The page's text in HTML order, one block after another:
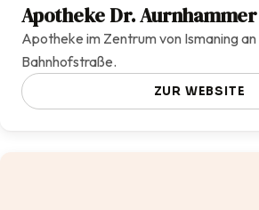
Apotheke Dr. Aurnhammer
Apotheke im Zentrum von Ismaning
Bahnhofstraße.
ZUR WEBSITE